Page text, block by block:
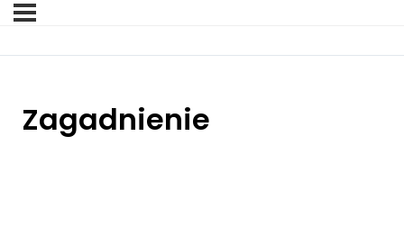
Zagadnienie